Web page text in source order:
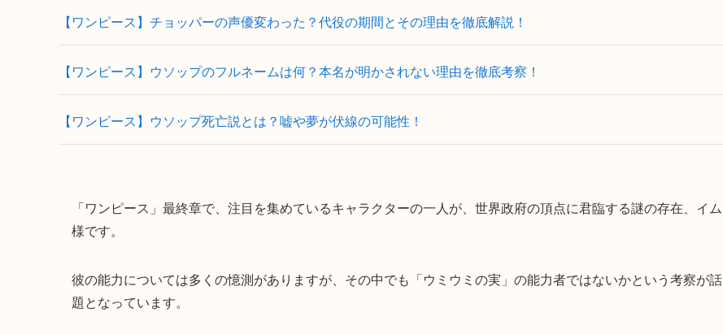
【ワンピース】チョッパーの声優変わった？代役の期間とその理由を徹底解説！
【ワンピース】ウソップのフルネームは何？本名が明かされない理由を徹底考察！
【ワンピース】ウソップ死亡説とは？嘘や夢が伏線の可能性！
「ワンピース」最終章で、注目を集めているキャラクターの一人が、世界政府の頂点に君臨する謎の存在、イム
様です。
彼の能力については多くの憶測がありますが、その中でも「ウミウミの実」の能力者ではないかという考察が話
題となっています。